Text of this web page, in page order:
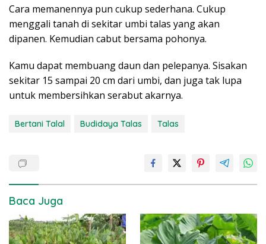
Cara memanennya pun cukup sederhana. Cukup
menggali tanah di sekitar umbi talas yang akan
dipanen. Kemudian cabut bersama pohonya.
Kamu dapat membuang daun dan pelepanya. Sisakan
sekitar 15 sampai 20 cm dari umbi, dan juga tak lupa
untuk membersihkan serabut akarnya.
Bertani Talal Budidaya Talas Talas
Baca Juga